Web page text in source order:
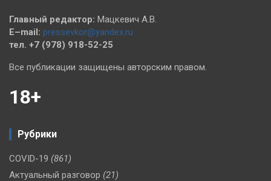
Главный редактор: Мацкевич А.В.
E–mail: pressevkor@yandex.ru
тел. +7 (978) 918-52-25
Все публикации защищены авторским правом.
18+
Рубрики
COVID-19 (861)
Актуальный разговор (21)